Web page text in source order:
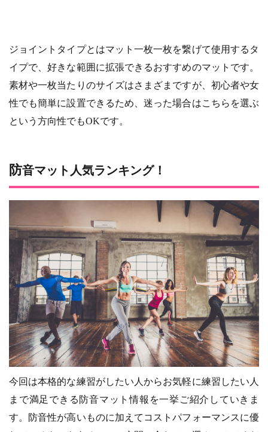
ジョイントタイプとはマット一枚一枚を繋げて使用するタ
イプで、好きな範囲に拡張できるおすすめのマットです。
素材や一枚当たりのサイズはさまざまですが、初心者や女
性でも簡単に設置できるため、迷った場合はこちらを選ぶ
という方向性でもOKです。
防音マット人気ランキング！
今回は本格的な練習がしたい人からお気軽に練習したい人
まで満足できる防音マット情報を一挙ご紹介していきま
す。防音性が高いものに加えてコストパフォーマンスに優